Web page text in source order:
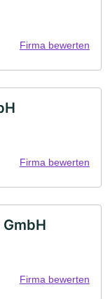
Firma bewerten
Firma bewerten
Firma bewerten